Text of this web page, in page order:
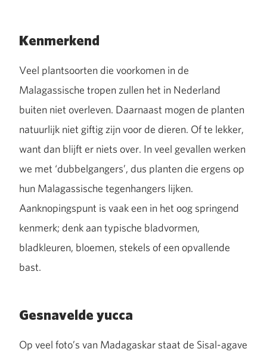
Kenmerkend
Veel plantsoorten die voorkomen in de
Malagassische tropen zullen het in Nederland
buiten niet overleven. Daarnaast mogen de planten
natuurlijk niet giftig zijn voor de dieren. Of te lekker,
want dan blijft er niets over. In veel gevallen werken
we met ‘dubbelgangers’, dus planten die ergens op
hun Malagassische tegenhangers lijken.
Aanknopingspunt is vaak een in het oog springend
kenmerk; denk aan typische bladvormen,
bladkleuren, bloemen, stekels of een opvallende
bast.
Gesnavelde yucca
Op veel foto’s van Madagaskar staat de Sisal-agave